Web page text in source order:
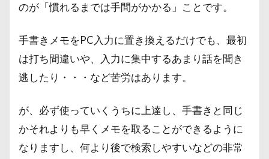
のが「慣れるまでは手間がかかる」ことです。
手書きメモをPC入力に置き換えるだけでも、最初
は打ち間違いや、入力に集中するあまり話を聞き
逃したり・・・など苦労はあります。
が、必ず使っていくうちに上達し、手書きと同じ
かそれよりも早くメモを取ることができるように
なりますし、何より後で検索しやすいなどの非常